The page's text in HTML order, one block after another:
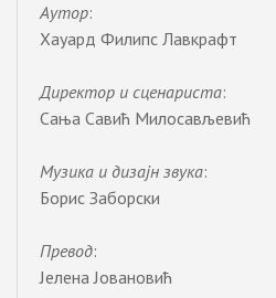
Аутор:
Хауард Филипс Лавкрафт
Директор и сценариста:
Сања Савић Милосављевић
Музика и дизајн звука:
Борис Заборски
Превод:
Јелена Јовановић